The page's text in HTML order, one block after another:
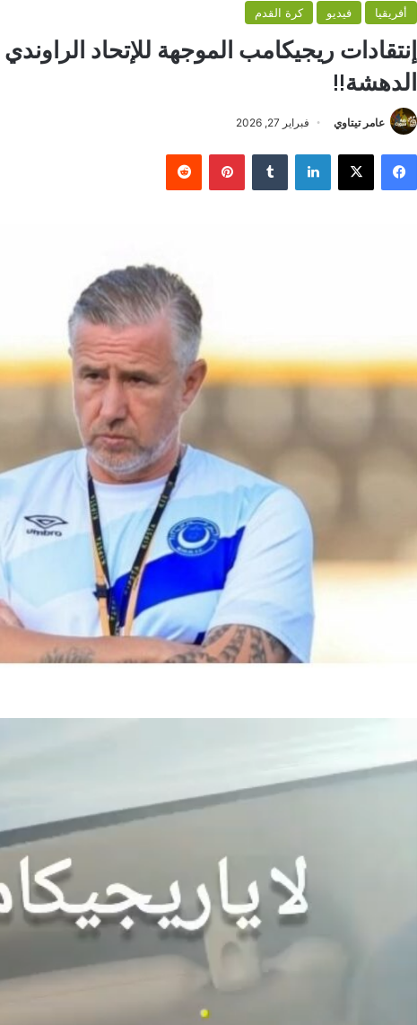
أفريقيا فيديو كرة القدم
إنتقادات ريجيكامب الموجهة للإتحاد الراوندي
الدهشة!!
عامر تيتاوي فبراير 27, 2026
فيسبوك ‫X لينكدإن بينتيريست